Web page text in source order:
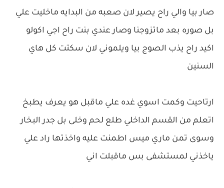
صار بيا والي راح يصير لان صعبه من البدايه ماخليت علي
بل صوره بعد ماتزوجنا وصار عندي بنت راح اجي اكولو
اكيد راح يذب الصوج بيا ويلموني لان سكتت كل هاي
السنين
ارتاحيت وكمت اسوي غده علي ماقبل هو يعرف يطبخ
اتعلم من القسم الداخلي طلع لحم وخلى بل جدر البخار
وسوى تمن ماري ميس اطمنت عليه واخذتها راد علي
ياخذني لمستشفى بس ماقبلت اني